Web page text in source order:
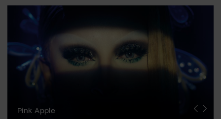
Zurich Film Festival
Pink Apple
Locarno Film Festival
Human Rights Film Festival Zurich
Yesh! Neues aus der jüdischen Filmwelt
Neuchâtel International Fantastic Film Festival
Visions du Réel
Berlinale
Solothurner Filmtage
Geneva International Film Festival